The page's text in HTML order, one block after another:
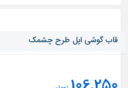
قاب گوشی اپل طرح چشمک